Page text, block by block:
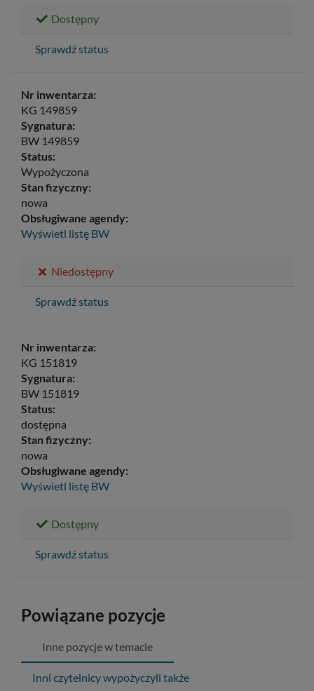
Dostępny
Sprawdź status
Nr inwentarza:
KG 149859
Sygnatura:
BW 149859
Status:
Wypożyczona
Stan fizyczny:
nowa
Obsługiwane agendy:
Wyświetl listę BW
Niedostępny
Sprawdź status
Nr inwentarza:
KG 151819
Sygnatura:
BW 151819
Status:
dostępna
Stan fizyczny:
nowa
Obsługiwane agendy:
Wyświetl listę BW
Dostępny
Sprawdź status
Powiązane pozycje
Inne pozycje w temacie
Inni czytelnicy wypożyczyli także